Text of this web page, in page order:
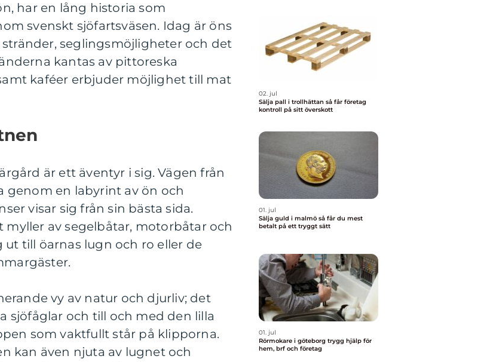
har en lång historia som
svenskt sjöfartsväsen. Idag är öns
seglingsmöjligheter och det
kantas av pittoreska
kaféer erbjuder möjlighet till mat
är ett äventyr i sig. Vägen från
genom en labyrint av ön och
visar sig från sin bästa sida.
av segelbåtar, motorbåtar och
ut till öarnas lugn och ro eller de
vy av natur och djurliv; det
sjöfåglar och till och med den lilla
som vaktfullt står på klipporna.
kan även njuta av lugnet och
02. jul
Sälja pall i trollhättan så får företag
kontroll på sitt överskott
01. jul
Sälja guld i malmö så får du mest
betalt på ett tryggt sätt
01. jul
Rörmokare i göteborg trygg hjälp för
hem, brf och företag